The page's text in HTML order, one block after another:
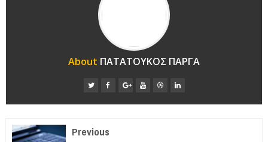
About ΠΑΤΑΤΟΥΚΟΣ ΠΑΡΓΑ
Previous